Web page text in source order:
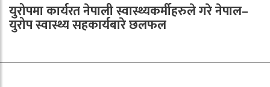
युरोपमा कार्यरत नेपाली स्वास्थ्यकर्मीहरुले गरे नेपाल–
युरोप स्वास्थ्य सहकार्यबारे छलफल